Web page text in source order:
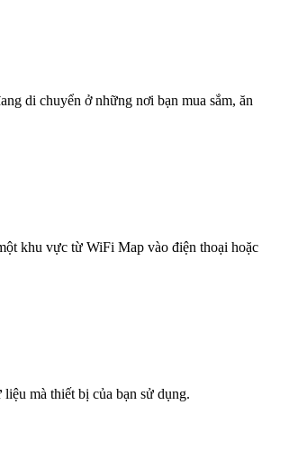
di chuyển ở những nơi bạn mua sắm, ăn
khu vực từ WiFi Map vào điện thoại hoặc
mà thiết bị của bạn sử dụng.